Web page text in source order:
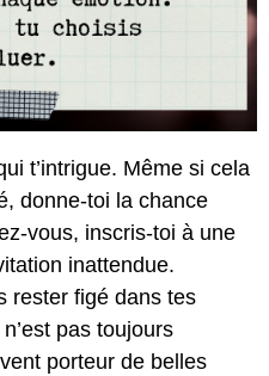
t’intrigue. Même si cela
donne-toi la chance
vous, inscris-toi à une
inattendue.
rester figé dans tes
pas toujours
porteur de belles